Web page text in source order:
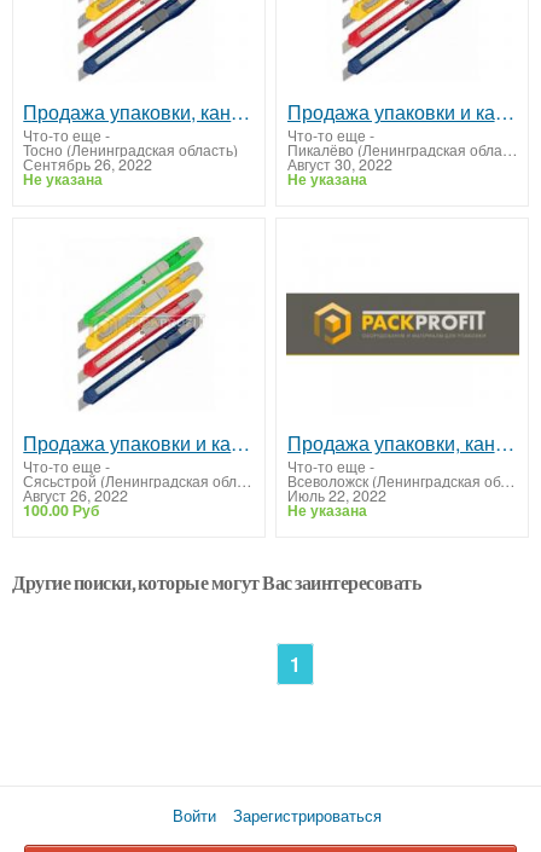
Продажа упаковки, канцтоваров, средств индивидуальной защиты
Что-то еще -
Тосно (Ленинградская область)
Сентябрь 26, 2022
Не указана
Продажа упаковки и канцтоваров
Что-то еще -
Пикалёво (Ленинградская область)
Август 30, 2022
Не указана
Продажа упаковки и канцтоваров
Что-то еще -
Сясьстрой (Ленинградская область)
Август 26, 2022
100.00 Руб
Продажа упаковки, канцтоваров Дубровка
Что-то еще -
Всеволожск (Ленинградская область)
Июль 22, 2022
Не указана
Другие поиски, которые могут Вас заинтересовать
1
Войти Зарегистрироваться